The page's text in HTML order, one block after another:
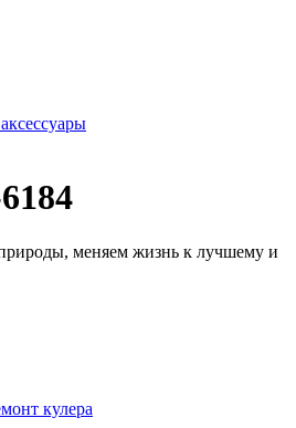
меняем жизнь к лучшему и
кулера